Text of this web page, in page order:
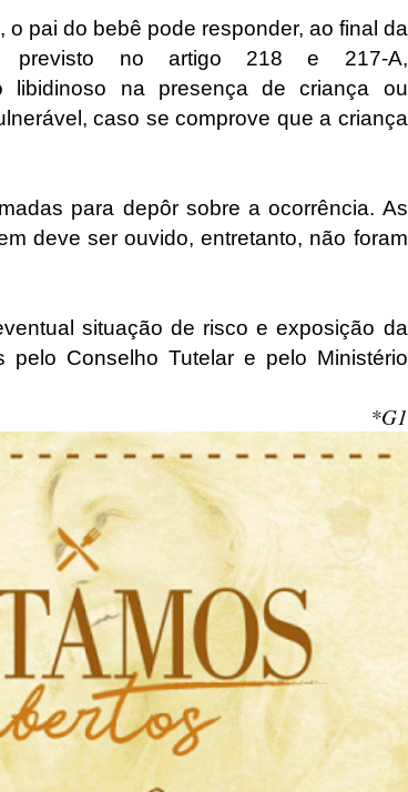
o pai do bebê pode responder, ao final da
previsto no artigo 218 e 217-A,
libidinoso na presença de criança ou
caso se comprove que a criança
para depôr sobre a ocorrência. As
deve ser ouvido, entretanto, não foram
situação de risco e exposição da
pelo Conselho Tutelar e pelo Ministério
*G1